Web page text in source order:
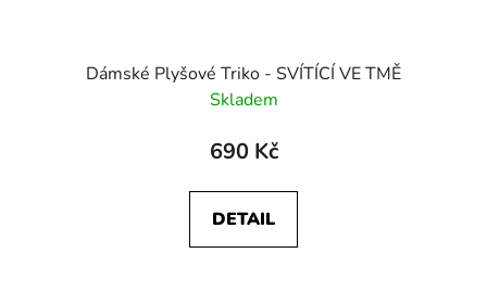
Dámské Plyšové Triko - SVÍTÍCÍ VE TMĚ
Skladem
690 Kč
DETAIL